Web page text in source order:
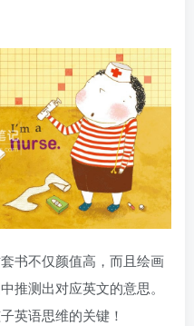
书不仅颜值高，而且绘画
推测出对应英文的意思。
英语思维的关键！